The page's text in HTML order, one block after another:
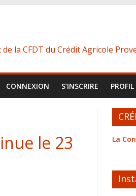
la CFDT du Crédit Agricole
CONNEXION S’INSCRIRE PROFIL
le 23
La